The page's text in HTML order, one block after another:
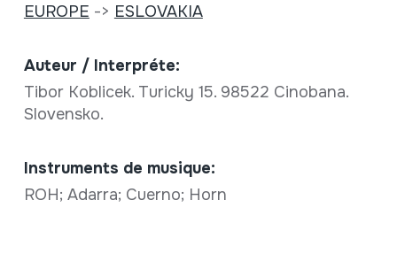
EUROPE -> ESLOVAKIA
Auteur / Interpréte:
Tibor Koblicek. Turicky 15. 98522 Cinobana.
Slovensko.
Instruments de musique:
ROH; Adarra; Cuerno; Horn